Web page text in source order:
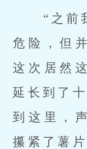
危险，但
这次居然
延长到了
到这里，
攥紧了薯